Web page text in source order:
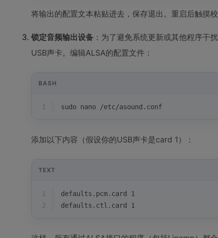
将输出的配置文本粘贴进去，保存退出。重启后触摸
锁定音频输出设备 ：为了避免系统更新或其他程序干
USB声卡。编辑ALSA的配置文件：
BASH
1 sudo nano /etc/asound.conf
添加以下内容（假设你的USB声卡是card 1）：
TEXT
1
defaults.pcm.card 1
2
defaults.ctl.card 1